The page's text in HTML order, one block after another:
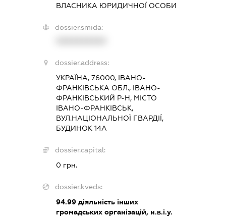
ВЛАСНИКА ЮРИДИЧНОЇ ОСОБИ
dossier.smida:
dossier.address:
УКРАЇНА, 76000, ІВАНО-
ФРАНКІВСЬКА ОБЛ., ІВАНО-
ФРАНКІВСЬКИЙ Р-Н, МІСТО
ІВАНО-ФРАНКІВСЬК,
ВУЛ.НАЦІОНАЛЬНОЇ ГВАРДІЇ,
БУДИНОК 14А
dossier.capital:
0 грн.
dossier.kveds:
94.99 діяльність інших
громадських організацій, н.в.і.у.